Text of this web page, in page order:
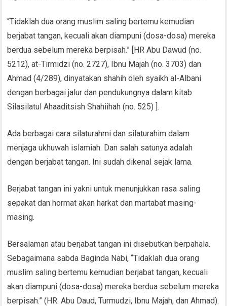
“Tidaklah dua orang muslim saling bertemu kemudian
berjabat tangan, kecuali akan diampuni (dosa-dosa) mereka
berdua sebelum mereka berpisah.” [HR Abu Dawud (no.
5212), at-Tirmidzi (no. 2727), Ibnu Majah (no. 3703) dan
Ahmad (4/289), dinyatakan shahih oleh syaikh al-Albani
dengan berbagai jalur dan pendukungnya dalam kitab
Silasilatul Ahaaditsish Shahiihah (no. 525) ].
Ada berbagai cara silaturahmi dan silaturahim dalam
menjaga ukhuwah islamiah. Dan salah satunya adalah
dengan berjabat tangan. Ini sudah dikenal sejak lama.
Berjabat tangan ini yakni untuk menunjukkan rasa saling
sepakat dan hormat akan harkat dan martabat masing-
masing.
Bersalaman atau berjabat tangan ini disebutkan berpahala.
Sebagaimana sabda Baginda Nabi, “Tidaklah dua orang
muslim saling bertemu kemudian berjabat tangan, kecuali
akan diampuni (dosa-dosa) mereka berdua sebelum mereka
berpisah.” (HR. Abu Daud, Turmudzi, Ibnu Majah, dan Ahmad).